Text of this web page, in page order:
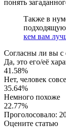
понять
Также в
кем вам
Согласны ли вы с
Да, это его/её
41.58%
Нет, человек
35.64%
Немного похоже
22.77%
Проголосовало:
Оцените статью